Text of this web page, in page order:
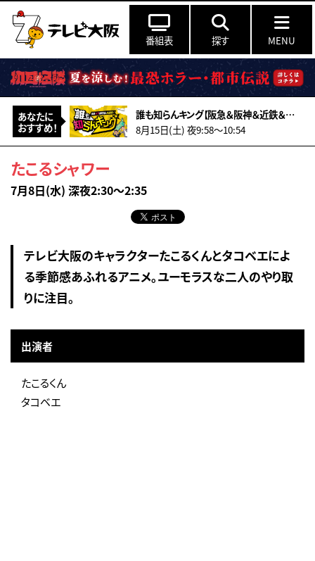
番組表 探す MENU
あなたに
おすすめ！
誰も知らんキング【阪急＆阪神＆近鉄＆南海＆メトロ…鉄道ミステリー2026夏】
8月15日(土) 夜9:58〜10:54
たこるシャワー
7月8日(水) 深夜2:30～2:35
テレビ大阪のキャラクターたこるくんとタコベエによ
る季節感あふれるアニメ。ユーモラスな二人のやり取
りに注目。
出演者
たこるくん
タコベエ